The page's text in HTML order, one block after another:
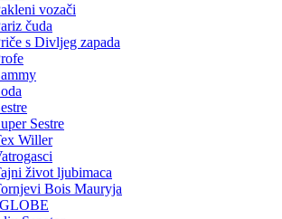
vozači
čuda
s Divljeg zapada
Sestre
Willer
život ljubimaca
Bois Mauryja